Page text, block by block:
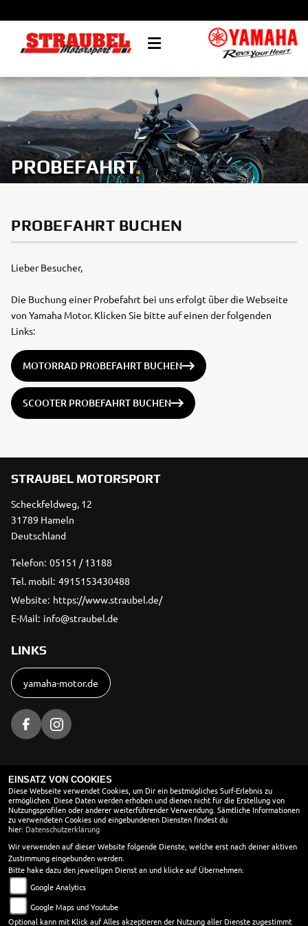
PROBEFAHRT
PROBEFAHRT BUCHEN
Lieber Besucher,
Die Buchung einer Probefahrt bei uns erfolgt über die Webseite
von Yamaha Motor. Klicken Sie bitte auf einen der folgenden
Links:
MOTORRAD PROBEFAHRT BUCHEN
SCOOTER PROBEFAHRT BUCHEN
STRAUBEL MOTORSPORT
Scheckfeldweg, 12
31789 Hameln
Deutschland
Telefon: 05151 / 13188
Tel. mobil: 4915153430488
Website: https://www.straubel.de/
E-Mail: info@straubel.de
LINKS
yamaha-motor.de
RECHTLICHES
AGB
Impressum
Datenschutz
Disclaimer
Barrierefreiheit
Batteriegesetz
EINSATZ VON COOKIES
Diese Webseite verwendet Cookies, um Dir ein bestmögliches Surf-Erlebnis zu
ermöglichen. Diese Daten werden erhoben und dienen nicht für die Erstellung von
Nutzungsprofilen oder anderer weiterführender Verwendung. Sämtliche Informationen
zu verwendeten Cookies und eingebundenen Diensten findest du
hier: Datenschutzerklärung
Wir verwenden auf dieser Website folgende Dienste, welche erst nach deiner aktiven
Zustimmung eingebunden werden.
Bitte hake dazu den jeweiligen Dienst an und klicke auf Übernehmen:
Google Analytics
Google Maps und Youtube
Optional kann mit Klick auf Alles akzeptieren der Nutzung aller Dienste zugestimmt